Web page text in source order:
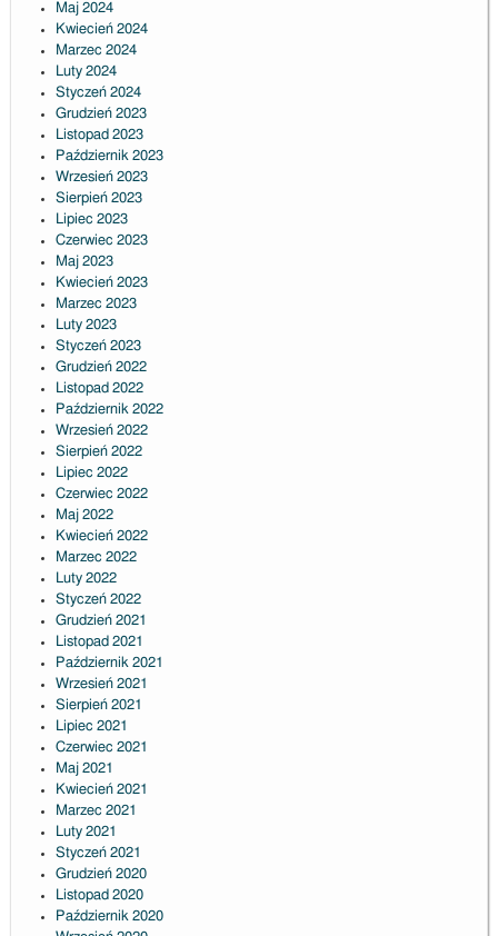
Maj 2024
Kwiecień 2024
Marzec 2024
Luty 2024
Styczeń 2024
Grudzień 2023
Listopad 2023
Październik 2023
Wrzesień 2023
Sierpień 2023
Lipiec 2023
Czerwiec 2023
Maj 2023
Kwiecień 2023
Marzec 2023
Luty 2023
Styczeń 2023
Grudzień 2022
Listopad 2022
Październik 2022
Wrzesień 2022
Sierpień 2022
Lipiec 2022
Czerwiec 2022
Maj 2022
Kwiecień 2022
Marzec 2022
Luty 2022
Styczeń 2022
Grudzień 2021
Listopad 2021
Październik 2021
Wrzesień 2021
Sierpień 2021
Lipiec 2021
Czerwiec 2021
Maj 2021
Kwiecień 2021
Marzec 2021
Luty 2021
Styczeń 2021
Grudzień 2020
Listopad 2020
Październik 2020